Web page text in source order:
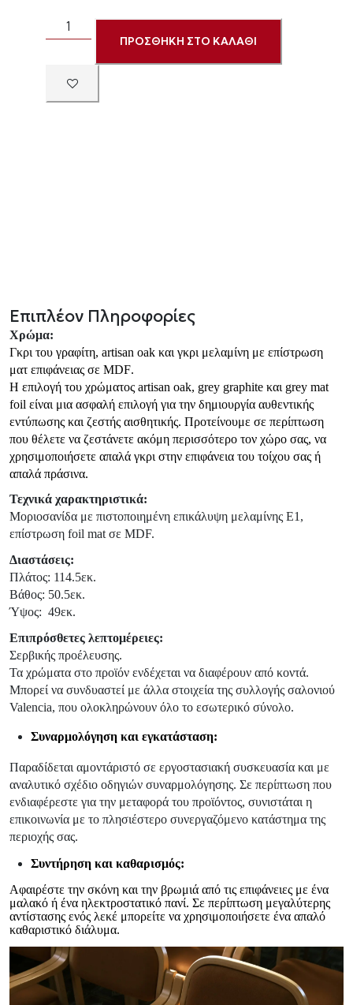
ΠΡΟΣΘΗΚΗ ΣΤΟ ΚΑΛΑΘΙ
Επιπλέον Πληροφορίες
Χρώμα:
Γκρι του γραφίτη, artisan oak και γκρι μελαμίνη με επίστρωση
ματ επιφάνειας σε MDF.
Η επιλογή του χρώματος artisan oak, grey graphite και grey mat
foil είναι μια ασφαλή επιλογή για την δημιουργία αυθεντικής
εντύπωσης και ζεστής αισθητικής. Προτείνουμε σε περίπτωση
που θέλετε να ζεστάνετε ακόμη περισσότερο τον χώρο σας, να
χρησιμοποιήσετε απαλά γκρι στην επιφάνεια του τοίχου σας ή
απαλά πράσινα.
Τεχνικά χαρακτηριστικά:
Μοριοσανίδα με πιστοποιημένη επικάλυψη μελαμίνης Ε1,
επίστρωση foil mat σε MDF.
Διαστάσεις:
Πλάτος: 114.5εκ.
Βάθος: 50.5εκ.
Ύψος: 49εκ.
Επιπρόσθετες λεπτομέρειες:
Σερβικής προέλευσης.
Τα χρώματα στο προϊόν ενδέχεται να διαφέρουν από κοντά.
Μπορεί να συνδυαστεί με άλλα στοιχεία της συλλογής σαλονιού
Valencia, που ολοκληρώνουν όλο το εσωτερικό σύνολο.
Συναρμολόγηση και εγκατάσταση:
Παραδίδεται αμοντάριστό σε εργοστασιακή συσκευασία και με
αναλυτικό σχέδιο οδηγιών συναρμολόγησης. Σε περίπτωση που
ενδιαφέρεστε για την μεταφορά του προϊόντος, συνιστάται η
επικοινωνία με το πλησιέστερο συνεργαζόμενο κατάστημα της
περιοχής σας.
Συντήρηση και καθαρισμός:
Αφαιρέστε την σκόνη και την βρωμιά από τις επιφάνειες με ένα
μαλακό ή ένα ηλεκτροστατικό πανί. Σε περίπτωση μεγαλύτερης
αντίστασης ενός λεκέ μπορείτε να χρησιμοποιήσετε ένα απαλό
καθαριστικό διάλυμα.